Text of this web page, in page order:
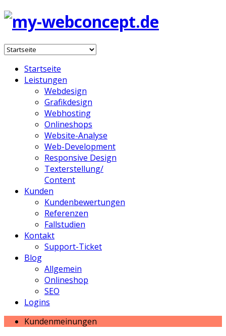
Startseite
Leistungen
Webdesign
Grafikdesign
Webhosting
Onlineshops
Website-Analyse
Web-Development
Responsive Design
Texterstellung/
Content
Kunden
Kundenbewertungen
Referenzen
Fallstudien
Kontakt
Support-Ticket
Blog
Allgemein
Onlineshop
SEO
Logins
Kundenmeinungen